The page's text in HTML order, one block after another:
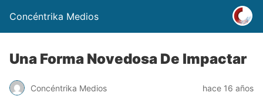
Concéntrika Medios
Una Forma Novedosa De Impactar
Concéntrika Medios hace 16 años